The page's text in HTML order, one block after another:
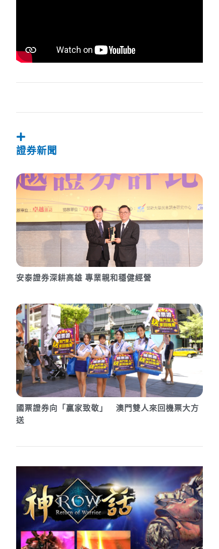
證券新聞
安泰證券深耕高雄 專業親和穩健經營
國票證券向「贏家致敬」 澳門雙人來回機票大方
送